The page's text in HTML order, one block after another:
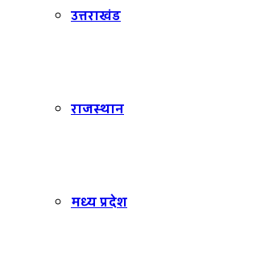
उत्तराखंड
राजस्थान
मध्य प्रदेश